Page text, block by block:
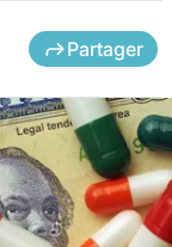
Partager